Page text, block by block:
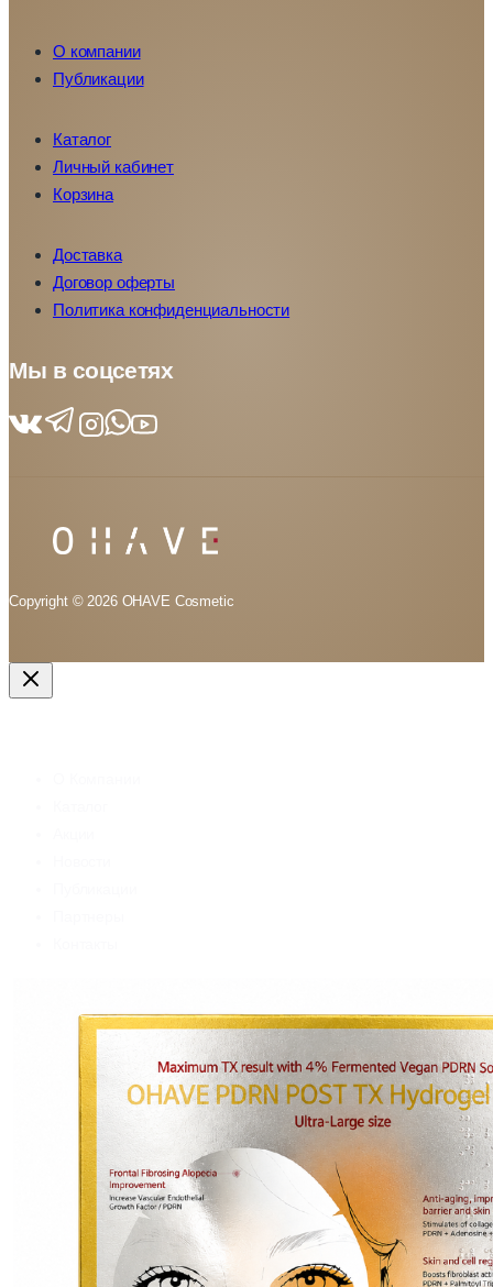
О компании
Публикации
Каталог
Личный кабинет
Корзина
Доставка
Договор оферты
Политика конфиденциальности
Мы в соцсетях
Copyright © 2026 OHAVE Cosmetic